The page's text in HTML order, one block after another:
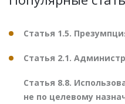
Статья 1.5.
Статья 2.1.
Статья 8.8.
не по целевому